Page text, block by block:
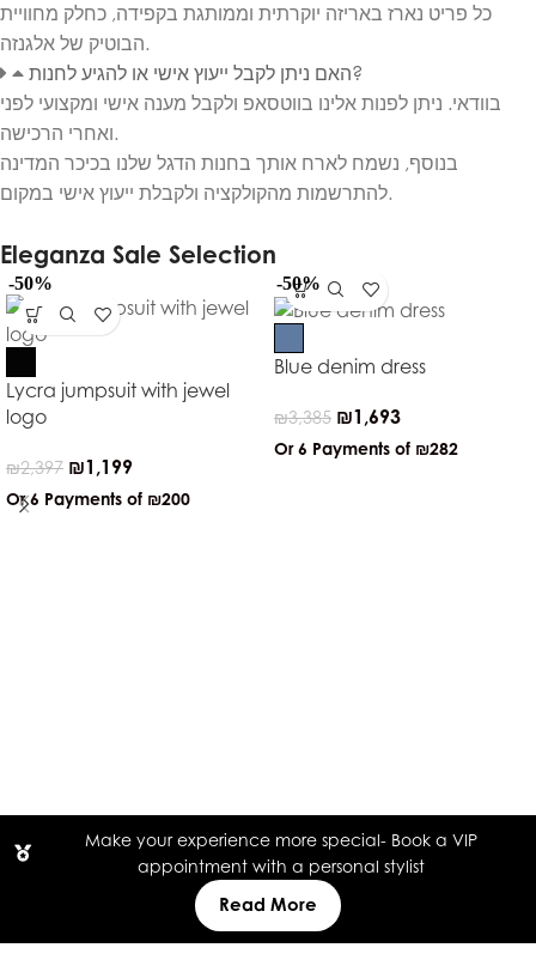
כל פריט נארז באריזה יוקרתית וממותגת בקפידה, כחלק מחוויית
הבוטיק של אלגנזה.
האם ניתן לקבל ייעוץ אישי או להגיע לחנות?
בוודאי. ניתן לפנות אלינו בווטסאפ ולקבל מענה אישי ומקצועי לפני
ואחרי הרכישה.
בנוסף, נשמח לארח אותך בחנות הדגל שלנו בכיכר המדינה
להתרשמות מהקולקציה ולקבלת ייעוץ אישי במקום.
Eleganza Sale Selection
-50%
Lycra jumpsuit with jewel
logo
₪2,397 ₪1,199
Or 6 Payments of ₪200
-50%
Blue denim dress
₪3,385 ₪1,693
Or 6 Payments of ₪282
Make your experience more special- Book a VIP
appointment with a personal stylist
Read More